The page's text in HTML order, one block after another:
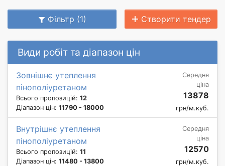
Фільтр (1) Створити тендер
Види робіт та діапазон цін
Зовнішнє утеплення
пінополіуретаном
Всього пропозицій: 12
Діапазон цін: 11790 - 18000
Середня
ціна
13878
грн/м.куб.
Внутрішнє утеплення
пінополіуретаном
Всього пропозицій: 11
Діапазон цін: 11480 - 13800
Середня
ціна
12570
грн/м.куб.